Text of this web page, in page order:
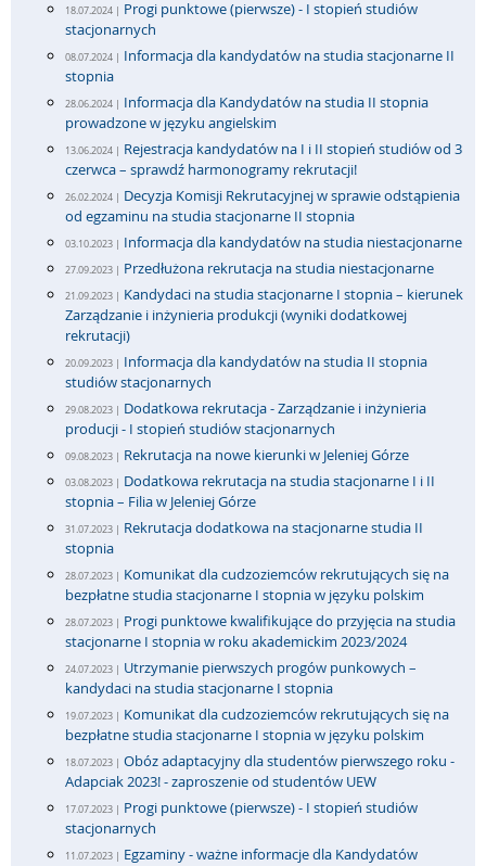
18.07.2024 | Progi punktowe (pierwsze) - I stopień studiów
stacjonarnych
08.07.2024 | Informacja dla kandydatów na studia stacjonarne II
stopnia
28.06.2024 | Informacja dla Kandydatów na studia II stopnia
prowadzone w języku angielskim
13.06.2024 | Rejestracja kandydatów na I i II stopień studiów od 3
czerwca – sprawdź harmonogramy rekrutacji!
26.02.2024 | Decyzja Komisji Rekrutacyjnej w sprawie odstąpienia
od egzaminu na studia stacjonarne II stopnia
03.10.2023 | Informacja dla kandydatów na studia niestacjonarne
27.09.2023 | Przedłużona rekrutacja na studia niestacjonarne
21.09.2023 | Kandydaci na studia stacjonarne I stopnia – kierunek
Zarządzanie i inżynieria produkcji (wyniki dodatkowej
rekrutacji)
20.09.2023 | Informacja dla kandydatów na studia II stopnia
studiów stacjonarnych
29.08.2023 | Dodatkowa rekrutacja - Zarządzanie i inżynieria
producji - I stopień studiów stacjonarnych
09.08.2023 | Rekrutacja na nowe kierunki w Jeleniej Górze
03.08.2023 | Dodatkowa rekrutacja na studia stacjonarne I i II
stopnia – Filia w Jeleniej Górze
31.07.2023 | Rekrutacja dodatkowa na stacjonarne studia II
stopnia
28.07.2023 | Komunikat dla cudzoziemców rekrutujących się na
bezpłatne studia stacjonarne I stopnia w języku polskim
28.07.2023 | Progi punktowe kwalifikujące do przyjęcia na studia
stacjonarne I stopnia w roku akademickim 2023/2024
24.07.2023 | Utrzymanie pierwszych progów punkowych –
kandydaci na studia stacjonarne I stopnia
19.07.2023 | Komunikat dla cudzoziemców rekrutujących się na
bezpłatne studia stacjonarne I stopnia w języku polskim
18.07.2023 | Obóz adaptacyjny dla studentów pierwszego roku -
Adapciak 2023! - zaproszenie od studentów UEW
17.07.2023 | Progi punktowe (pierwsze) - I stopień studiów
stacjonarnych
11.07.2023 | Egzaminy - ważne informacje dla Kandydatów